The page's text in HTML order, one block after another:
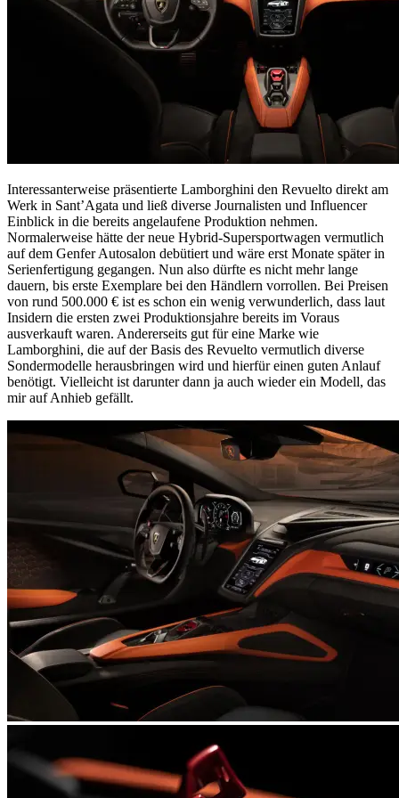
Interessanterweise präsentierte Lamborghini den Revuelto direkt am
Werk in Sant’Agata und ließ diverse Journalisten und Influencer
Einblick in die bereits angelaufene Produktion nehmen.
Normalerweise hätte der neue Hybrid-Supersportwagen vermutlich
auf dem Genfer Autosalon debütiert und wäre erst Monate später in
Serienfertigung gegangen. Nun also dürfte es nicht mehr lange
dauern, bis erste Exemplare bei den Händlern vorrollen. Bei Preisen
von rund 500.000 € ist es schon ein wenig verwunderlich, dass laut
Insidern die ersten zwei Produktionsjahre bereits im Voraus
ausverkauft waren. Andererseits gut für eine Marke wie
Lamborghini, die auf der Basis des Revuelto vermutlich diverse
Sondermodelle herausbringen wird und hierfür einen guten Anlauf
benötigt. Vielleicht ist darunter dann ja auch wieder ein Modell, das
mir auf Anhieb gefällt.